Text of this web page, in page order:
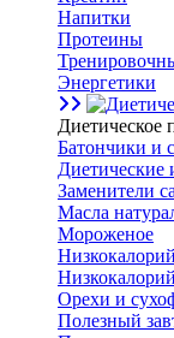
Напитки
Протеины
Энергетики
Диетическое
Батончики и
Диетические
Заменители
Масла
Мороженое
Орехи и
Полезный